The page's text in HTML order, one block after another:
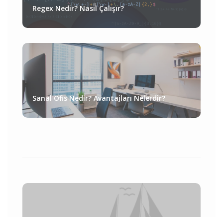
Regex Nedir? Nasıl Çalışır?
Sanal Ofis Nedir? Avantajları Nelerdir?